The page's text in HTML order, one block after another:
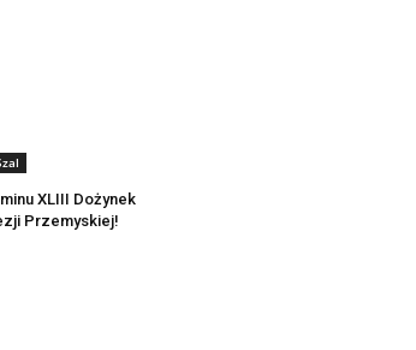
XLIII Dożynek
Przemyskiej!